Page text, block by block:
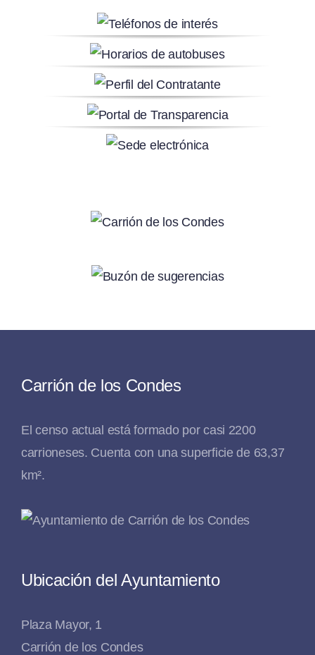
Carrión de los Condes
El censo actual está formado por casi 2200
carrioneses. Cuenta con una superficie de 63,37
km².
Ubicación del Ayuntamiento
Plaza Mayor, 1
Carrión de los Condes